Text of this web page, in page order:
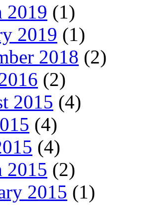
2019 (1)
2019 (1)
2018 (2)
(2)
2015 (4)
(4)
(4)
2015 (2)
2015 (1)